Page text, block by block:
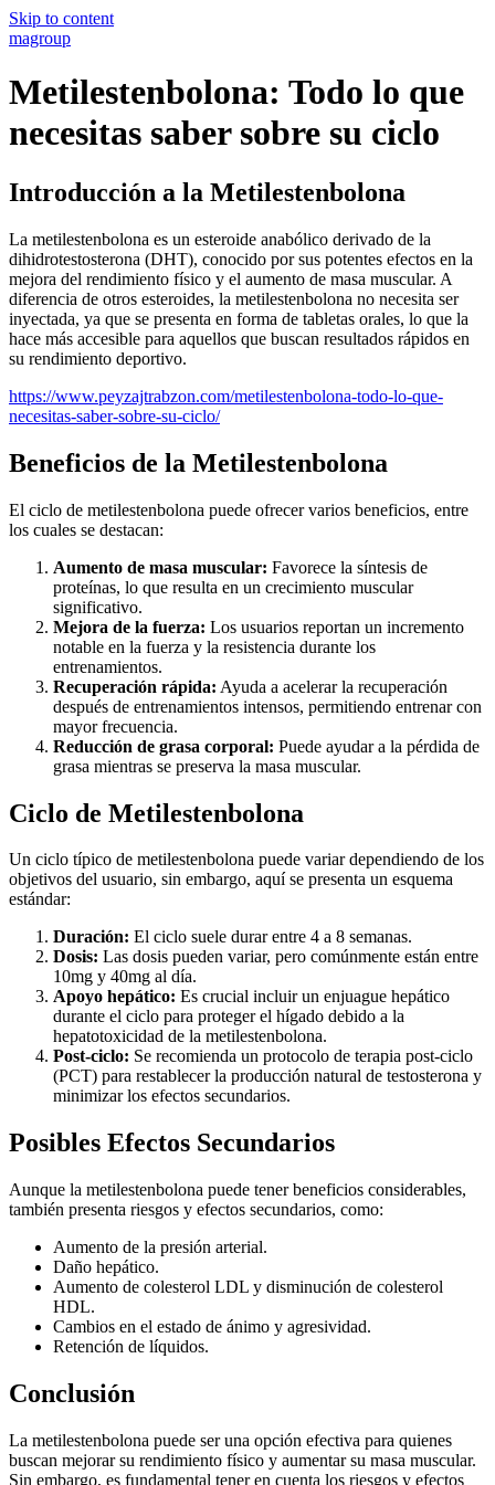
Skip to content
magroup
Metilestenbolona: Todo lo que
necesitas saber sobre su ciclo
Introducción a la Metilestenbolona
La metilestenbolona es un esteroide anabólico derivado de la
dihidrotestosterona (DHT), conocido por sus potentes efectos en la
mejora del rendimiento físico y el aumento de masa muscular. A
diferencia de otros esteroides, la metilestenbolona no necesita ser
inyectada, ya que se presenta en forma de tabletas orales, lo que la
hace más accesible para aquellos que buscan resultados rápidos en
su rendimiento deportivo.
https://www.peyzajtrabzon.com/metilestenbolona-todo-lo-que-
necesitas-saber-sobre-su-ciclo/
Beneficios de la Metilestenbolona
El ciclo de metilestenbolona puede ofrecer varios beneficios, entre
los cuales se destacan:
Aumento de masa muscular: Favorece la síntesis de
proteínas, lo que resulta en un crecimiento muscular
significativo.
Mejora de la fuerza: Los usuarios reportan un incremento
notable en la fuerza y la resistencia durante los
entrenamientos.
Recuperación rápida: Ayuda a acelerar la recuperación
después de entrenamientos intensos, permitiendo entrenar con
mayor frecuencia.
Reducción de grasa corporal: Puede ayudar a la pérdida de
grasa mientras se preserva la masa muscular.
Ciclo de Metilestenbolona
Un ciclo típico de metilestenbolona puede variar dependiendo de los
objetivos del usuario, sin embargo, aquí se presenta un esquema
estándar:
Duración: El ciclo suele durar entre 4 a 8 semanas.
Dosis: Las dosis pueden variar, pero comúnmente están entre
10mg y 40mg al día.
Apoyo hepático: Es crucial incluir un enjuague hepático
durante el ciclo para proteger el hígado debido a la
hepatotoxicidad de la metilestenbolona.
Post-ciclo: Se recomienda un protocolo de terapia post-ciclo
(PCT) para restablecer la producción natural de testosterona y
minimizar los efectos secundarios.
Posibles Efectos Secundarios
Aunque la metilestenbolona puede tener beneficios considerables,
también presenta riesgos y efectos secundarios, como:
Aumento de la presión arterial.
Daño hepático.
Aumento de colesterol LDL y disminución de colesterol
HDL.
Cambios en el estado de ánimo y agresividad.
Retención de líquidos.
Conclusión
La metilestenbolona puede ser una opción efectiva para quienes
buscan mejorar su rendimiento físico y aumentar su masa muscular.
Sin embargo, es fundamental tener en cuenta los riesgos y efectos